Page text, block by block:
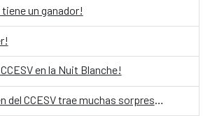
un ganador!
en la Nuit Blanche!